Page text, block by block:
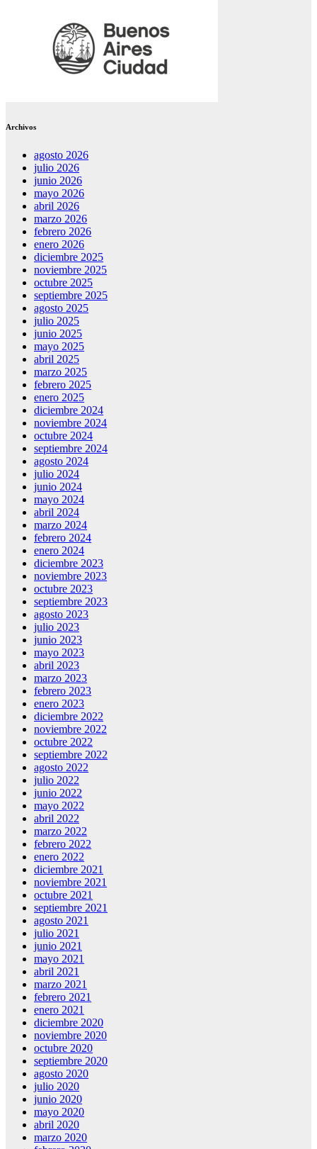
Archivos
agosto 2026
julio 2026
junio 2026
mayo 2026
abril 2026
marzo 2026
febrero 2026
enero 2026
diciembre 2025
noviembre 2025
octubre 2025
septiembre 2025
agosto 2025
julio 2025
junio 2025
mayo 2025
abril 2025
marzo 2025
febrero 2025
enero 2025
diciembre 2024
noviembre 2024
octubre 2024
septiembre 2024
agosto 2024
julio 2024
junio 2024
mayo 2024
abril 2024
marzo 2024
febrero 2024
enero 2024
diciembre 2023
noviembre 2023
octubre 2023
septiembre 2023
agosto 2023
julio 2023
junio 2023
mayo 2023
abril 2023
marzo 2023
febrero 2023
enero 2023
diciembre 2022
noviembre 2022
octubre 2022
septiembre 2022
agosto 2022
julio 2022
junio 2022
mayo 2022
abril 2022
marzo 2022
febrero 2022
enero 2022
diciembre 2021
noviembre 2021
octubre 2021
septiembre 2021
agosto 2021
julio 2021
junio 2021
mayo 2021
abril 2021
marzo 2021
febrero 2021
enero 2021
diciembre 2020
noviembre 2020
octubre 2020
septiembre 2020
agosto 2020
julio 2020
junio 2020
mayo 2020
abril 2020
marzo 2020